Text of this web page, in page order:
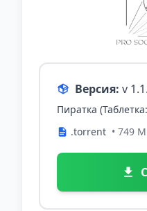
Версия: v
Пиратка
.torrent • 749